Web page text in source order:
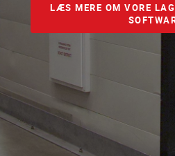
LÆS MERE OM VORE